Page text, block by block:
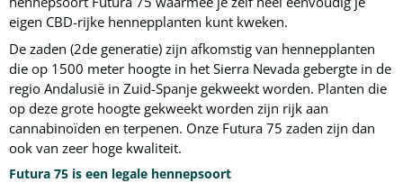
eigen CBD-rijke hennepplanten kunt kweken.
De zaden (2de generatie) zijn afkomstig van hennepplanten
die op 1500 meter hoogte in het Sierra Nevada gebergte in de
regio Andalusië in Zuid-Spanje gekweekt worden. Planten die
op deze grote hoogte gekweekt worden zijn rijk aan
cannabinoïden en terpenen. Onze Futura 75 zaden zijn dan
ook van zeer hoge kwaliteit.
Futura 75 is een legale hennepsoort